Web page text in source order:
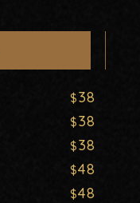
38
38
38
48
48